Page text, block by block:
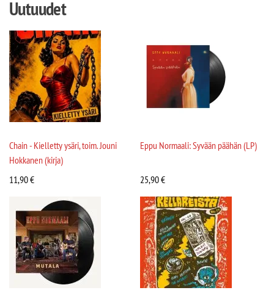
Uutuudet
Chain - Kielletty ysäri, toim. Jouni
Hokkanen (kirja)
11,90€
Eppu Normaali: Syvään päähän (LP)
25,90€